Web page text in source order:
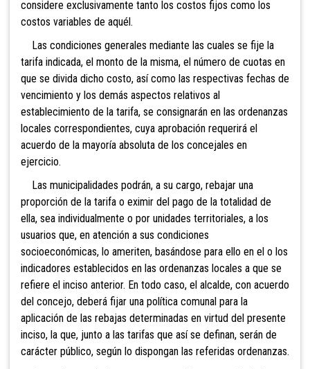
considere exclusivamente tanto los costos fijos como los
costos variables de aquél.
Las condiciones generales mediante las cuales se fije la
tarifa indicada, el monto de la misma, el número de cuotas en
que se divida dicho costo, así como las respectivas fechas de
vencimiento y los demás aspectos relativos al
establecimiento de la tarifa, se consignarán en las ordenanzas
locales correspondientes, cuya aprobación requerirá el
acuerdo de la mayoría absoluta de los concejales en
ejercicio.
Las municipalidades podrán, a su cargo, rebajar una
proporción de la tarifa o eximir del pago de la totalidad de
ella, sea individualmente o por unidades territoriales, a los
usuarios que, en atención a sus condiciones
socioeconómicas, lo ameriten, basándose para ello en el o los
indicadores establecidos en las ordenanzas locales a que se
refiere el inciso anterior. En todo caso, el alcalde, con acuerdo
del concejo, deberá fijar una política comunal para la
aplicación de las rebajas determinadas en virtud del presente
inciso, la que, junto a las tarifas que así se definan, serán de
carácter público, según lo dispongan las referidas ordenanzas.